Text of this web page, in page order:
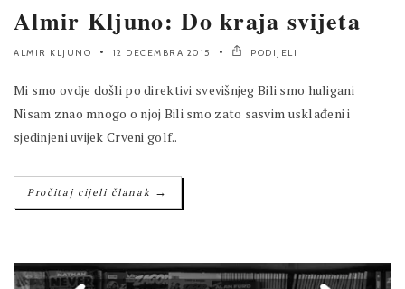
Almir Kljuno: Do kraja svijeta
ALMIR KLJUNO 12 DECEMBRA 2015 PODIJELI
Mi smo ovdje došli po direktivi svevišnjeg Bili smo huligani
Nisam znao mnogo o njoj Bili smo zato sasvim usklađeni i
sjedinjeni uvijek Crveni golf..
Pročitaj cijeli članak →